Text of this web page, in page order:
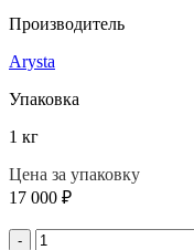
Производитель
Arysta
Упаковка
1 кг
Цена за упаковку
17 000 ₽
-